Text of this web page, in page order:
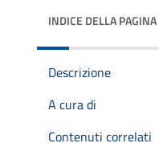
INDICE DELLA PAGINA
Descrizione
A cura di
Contenuti correlati